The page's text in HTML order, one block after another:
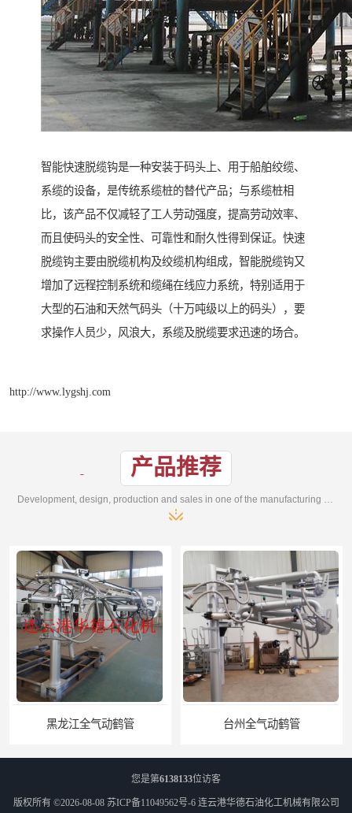
智能快速脱缆钩是一种安装于码头上、用于船舶绞缆、
系缆的设备，是传统系缆桩的替代产品；与系缆桩相
比，该产品不仅减轻了工人劳动强度，提高劳动效率、
而且使码头的安全性、可靠性和耐久性得到保证。快速
脱缆钩主要由脱缆机构及绞缆机构组成，智能脱缆钩又
增加了远程控制系统和缆绳在线应力系统，特别适用于
大型的石油和天然气码头（十万吨级以上的码头），要
求操作人员少，风浪大，系缆及脱缆要求迅速的场合。
http://www.lygshj.com
产品推荐
黑龙江全气动鹤管 台州全气动鹤管
您是第6138133位访客
版权所有 ©2026-08-08 苏ICP备11049562号-6 连云港华德石油化工机械有限公司